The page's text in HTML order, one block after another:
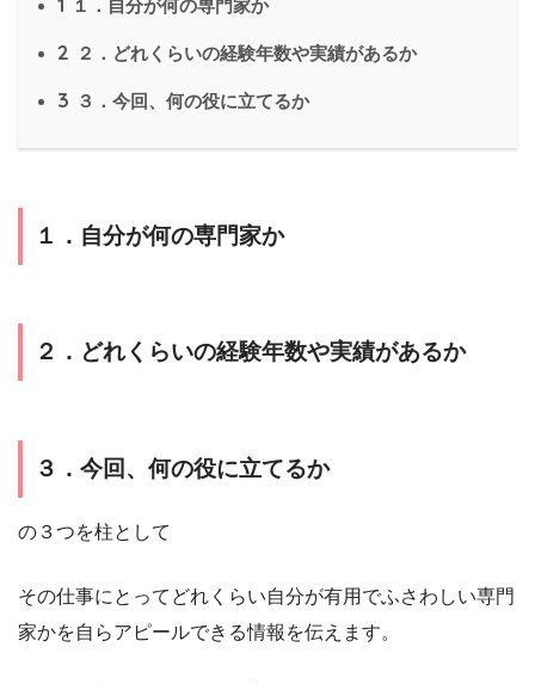
１．自分が何の専門家か
2 ２．どれくらいの経験年数や実績があるか
3 ３．今回、何の役に立てるか
１．自分が何の専門家か
２．どれくらいの経験年数や実績があるか
３．今回、何の役に立てるか
の３つを柱として
その仕事にとってどれくらい自分が有用でふさわしい専門
家かを自らアピールできる情報を伝えます。